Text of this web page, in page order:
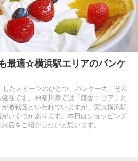
最適☆横浜駅エリアのパンケ
たスイーツのひとつ、パンケーキ。そん
在です。神奈川県では「鎌倉エリア」と
激戦区といわれていますが、実は横浜駅
いくつかあります。本日はショッピング
店をご紹介したいと思います。